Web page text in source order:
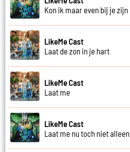
Kon ik maar even bij je zijn
LikeMe Cast
Laat de zon in je hart
LikeMe Cast
Laat me
LikeMe Cast
Laat me nu toch niet alleen